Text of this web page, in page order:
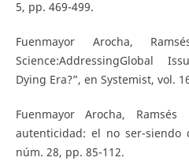
5, pp. 469-499.
Fuenmayor Arocha,
Science:AddressingGlobal
Dying Era?”, en Systemist, vol.
Fuenmayor Arocha,
autenticidad: el no ser-siendo
núm. 28, pp. 85-112.